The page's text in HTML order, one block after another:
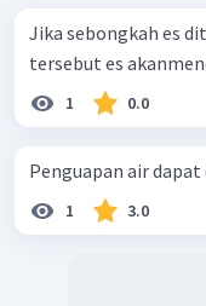
Jika sebongkah es
tersebut es
1 0.0
Penguapan air dapat
1 3.0